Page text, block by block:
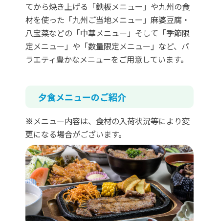
てから焼き上げる「鉄板メニュー」や九州の食
材を使った「九州ご当地メニュー」麻婆豆腐・
八宝菜などの「中華メニュー」そして「季節限
定メニュー」や「数量限定メニュー」など、バ
ラエティ豊かなメニューをご用意しています。
夕食メニューのご紹介
※メニュー内容は、食材の入荷状況等により変
更になる場合がございます。